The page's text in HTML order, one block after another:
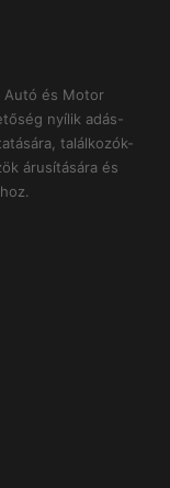
Autó és Motor
nyílik adás-
találkozók-
árusítására és